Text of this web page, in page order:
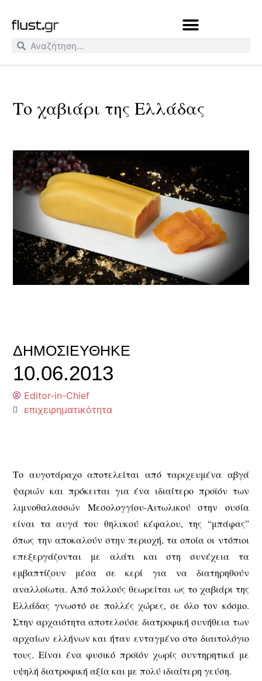
Το χαβιάρι της Ελλάδας
ΔΗΜΟΣΙΕΎΘΗΚΕ
10.06.2013
Editor-in-Chief
επιχειρηματικότητα
Το αυγοτάραχο αποτελείται από ταριχευμένα αβγά
ψαριών και πρόκειται για ένα ιδιαίτερο προϊόν των
λιμνοθαλασσών Μεσολογγίου-Αιτωλικού στην ουσία
είναι τα αυγά του θηλυκού κέφαλου, της “μπάφας”
όπως την αποκαλούν στην περιοχή, τα οποία οι ντόπιοι
επεξεργάζονται με αλάτι και στη συνέχεια τα
εμβαπτίζουν μέσα σε κερί για να διατηρηθούν
αναλλοίωτα. Από πολλούς θεωρείται ως το χαβιάρι της
Ελλάδας γνωστό σε πολλές χώρες, σε όλο τον κόσμο.
Στην αρχαιότητα αποτελούσε διατροφική συνήθεια των
αρχαίων ελλήνων και ήταν ενταγμένο στο διαιτολόγιο
τους. Είναι ένα φυσικό προϊόν χωρίς συντηρητικά με
υψηλή διατροφική αξία και με πολύ ιδιαίτερη γεύση.